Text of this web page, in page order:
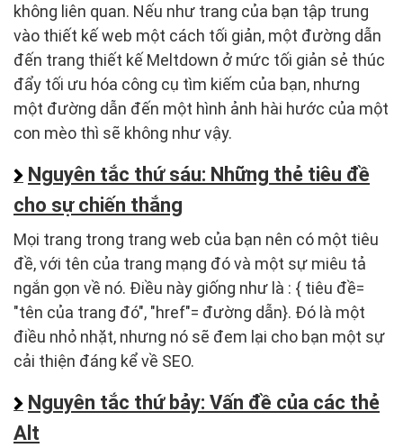
không liên quan. Nếu như trang của bạn tập trung
vào thiết kế web một cách tối giản, một đường dẫn
đến trang thiết kế Meltdown ở mức tối giản sẻ thúc
đẩy tối ưu hóa công cụ tìm kiếm của bạn, nhưng
một đường dẫn đến một hình ảnh hài hước của một
con mèo thì sẽ không như vậy.
Nguyên tắc thứ sáu: Những thẻ tiêu đề
cho sự chiến thắng
Mọi trang trong trang web của bạn nên có một tiêu
đề, với tên của trang mạng đó và một sự miêu tả
ngắn gọn về nó. Điều này giống như là : { tiêu đề=
"tên của trang đó", "href"= đường dẫn}. Đó là một
điều nhỏ nhặt, nhưng nó sẽ đem lại cho bạn một sự
cải thiện đáng kể về SEO.
Nguyên tắc thứ bảy: Vấn đề của các thẻ
Alt